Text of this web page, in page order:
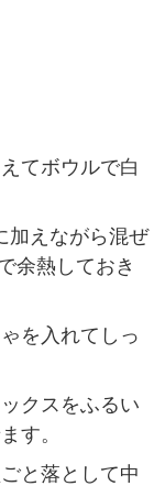
てボウルで白
加えながら混ぜ
余熱しておき
を入れてしっ
クスをふるい
す。
と落として中